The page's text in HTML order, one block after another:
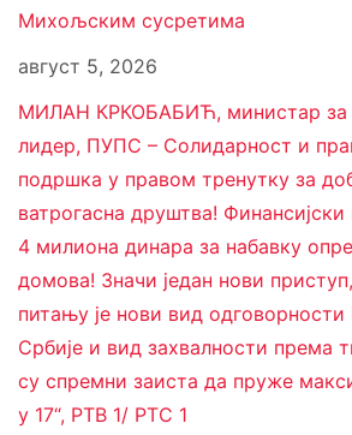
Михољским сусретима
август 5, 2026
МИЛАН КРКОБАБИЋ, министар за
лидер, ПУПС – Солидарност и
подршка у правом тренутку за
ватрогасна друштва!
4 милиона динара за набавку
домова! Значи један нови
питању је нови вид одговорности
Србије и вид захвалности према
су спремни заиста да пруже
у 17“, РТВ 1/ РТС 1